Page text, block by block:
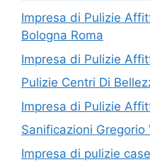
Impresa di Pulizie
Bologna Roma
Impresa di Pulizie
Pulizie Centri Di
Impresa di Pulizie
Sanificazioni Gregorio
Impresa di pulizie